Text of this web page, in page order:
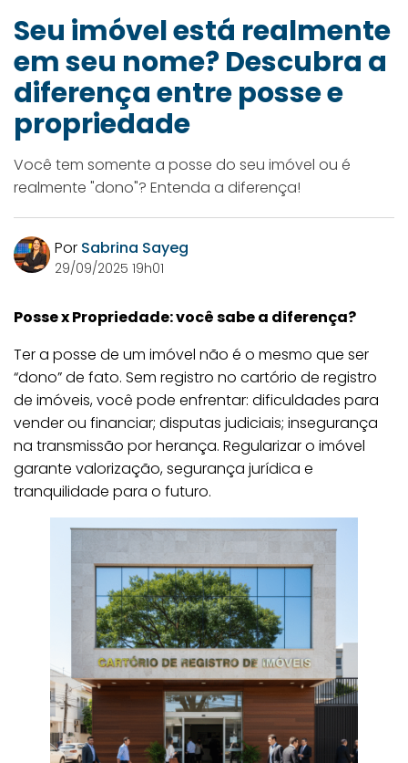
Seu imóvel está realmente
em seu nome? Descubra a
diferença entre posse e
propriedade
Você tem somente a posse do seu imóvel ou é
realmente "dono"? Entenda a diferença!
Por Sabrina Sayeg
29/09/2025 19h01
Posse x Propriedade: você sabe a diferença?
Ter a posse de um imóvel não é o mesmo que ser
“dono” de fato. Sem registro no cartório de registro
de imóveis, você pode enfrentar: dificuldades para
vender ou financiar; disputas judiciais; insegurança
na transmissão por herança. Regularizar o imóvel
garante valorização, segurança jurídica e
tranquilidade para o futuro.